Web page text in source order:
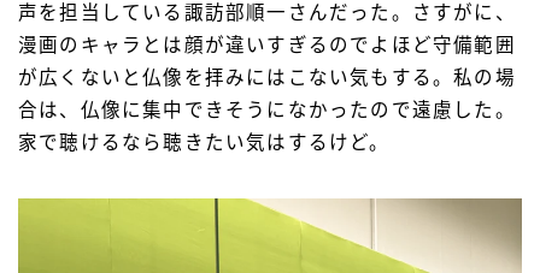
声を担当している諏訪部順一さんだった。さすがに、
漫画のキャラとは顔が違いすぎるのでよほど守備範囲
が広くないと仏像を拝みにはこない気もする。私の場
合は、仏像に集中できそうになかったので遠慮した。
家で聴けるなら聴きたい気はするけど。